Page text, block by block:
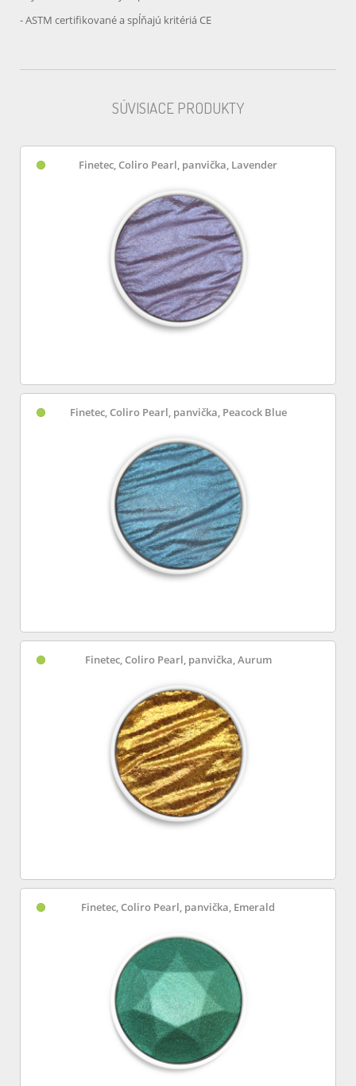
- ASTM certifikované a spĺňajú kritériá CE
SÚVISIACE PRODUKTY
Finetec, Coliro Pearl, panvička, Lavender
Finetec, Coliro Pearl, panvička, Peacock Blue
Finetec, Coliro Pearl, panvička, Aurum
Finetec, Coliro Pearl, panvička, Emerald